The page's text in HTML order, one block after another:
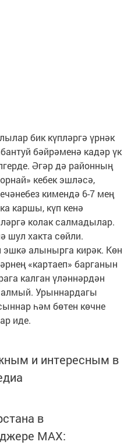
бик күпләргә үрнәк
бәйрәменә кадәр үк
Әгәр дә районның
кебек эшләсә,
кимендә 6-7 мең
каршы, күп кенә
колак салмадылар.
шул хакта сөйли.
алынырга кирәк. Көн
«картаеп» барганын
калган үләннәрдән
Урыннардагы
һәм бөтен көчне
иде.
и интересным в
в
MАХ: